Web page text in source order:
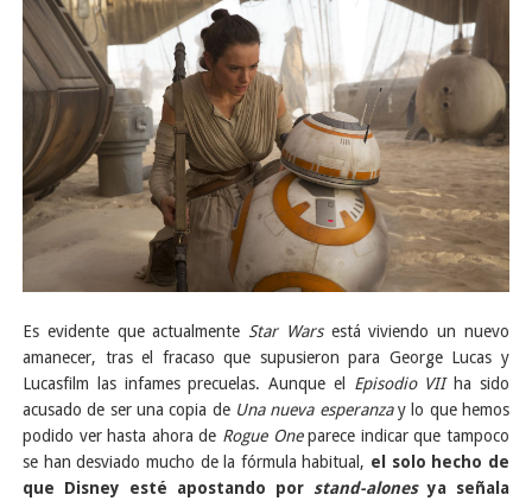
Es evidente que actualmente Star Wars está viviendo un nuevo
amanecer, tras el fracaso que supusieron para George Lucas y
Lucasfilm las infames precuelas. Aunque el Episodio VII ha sido
acusado de ser una copia de Una nueva esperanzay lo que hemos
podido ver hasta ahora de Rogue Oneparece indicar que tampoco
se han desviado mucho de la fórmula habitual, el solo hecho de
que Disney esté apostando por stand-alonesya señala